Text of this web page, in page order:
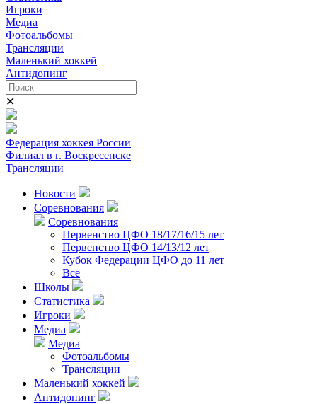
Игроки
Медиа
Фотоальбомы
Трансляции
Маленький хоккей
Антидопинг
✕
Федерация хоккея России
Филиал в г. Воскресенске
Трансляции
Новости
Соревнования
Соревнования
Первенство ЦФО 18/17/16/15 лет
Первенство ЦФО 14/13/12 лет
Кубок Федерации ЦФО до 11 лет
Все
Школы
Статистика
Игроки
Медиа
Медиа
Фотоальбомы
Трансляции
Маленький хоккей
Антидопинг